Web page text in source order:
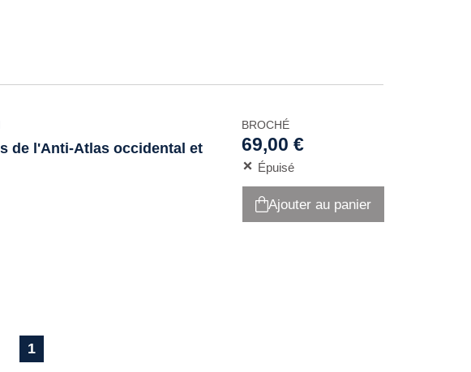
de l'Anti-Atlas occidental et
BROCHÉ
69,00 €
Épuisé
Ajouter au panier
1